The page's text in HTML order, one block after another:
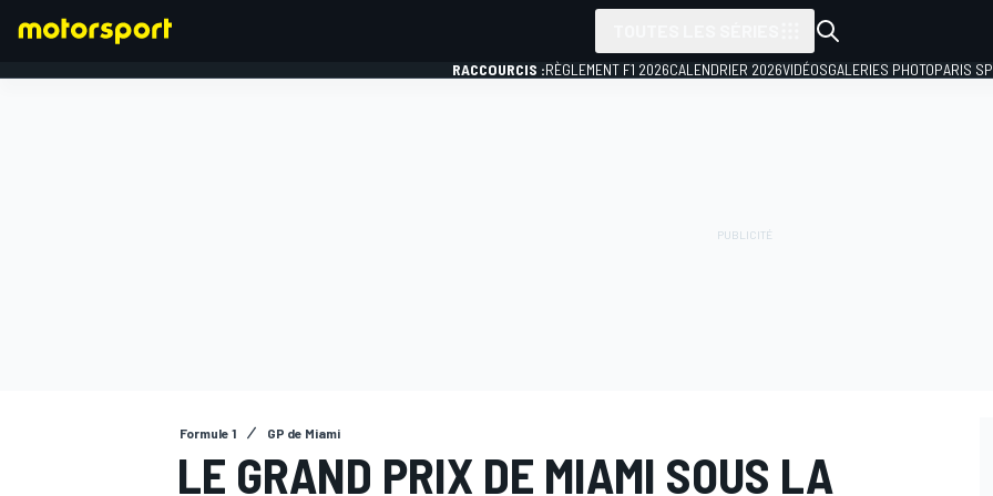
RACCOURCIS :RÈGLEMENT F1 2026CALENDRIER 2026VIDÉOSGALERIES PHOTOPARIS
Formule 1 GP de Miami
LE GRAND PRIX DE MIAMI SOUS LA